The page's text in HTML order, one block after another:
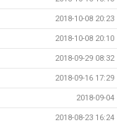
2018-10-08 20:23
2018-10-08 20:10
2018-09-29 08:32
2018-09-16 17:29
2018-09-04
2018-08-23 16:24